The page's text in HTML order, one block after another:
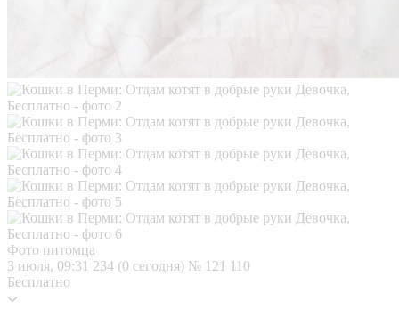
Фото питомца
3 июля, 09:31 234 (0 сегодня) № 121 110
Бесплатно